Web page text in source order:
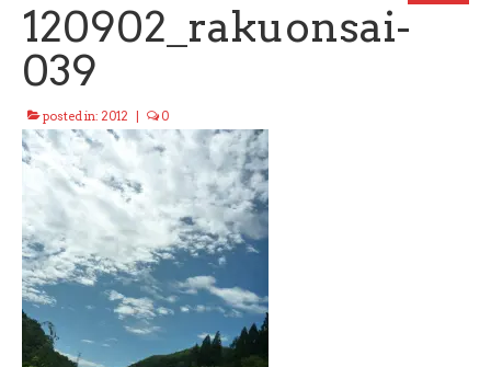
2018
2017
2016
All Photo
Official Site
120902_rakuonsai-
039
posted in: 2012 0